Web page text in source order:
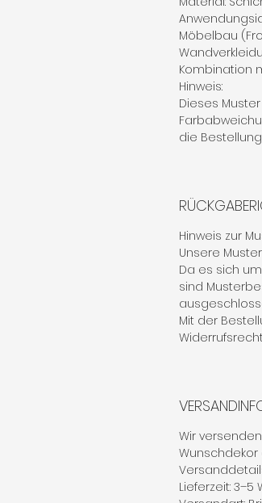
Möbelbau
Kombination
Hinweis:
Dieses
die
Hinweis zur
Unsere
Da es sich
sind
Mit der
Wir
Wunschdekor
Lieferzeit: